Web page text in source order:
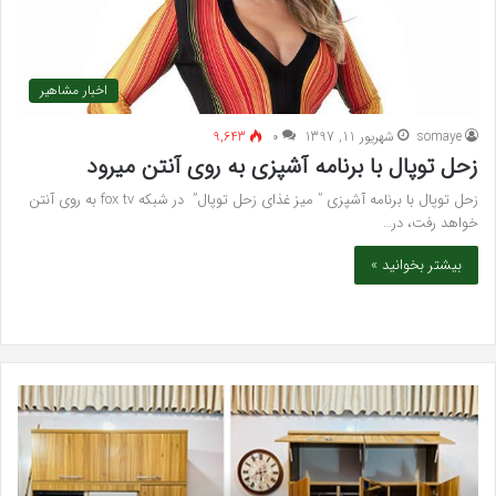
اخبار مشاهیر
somaye شهریور 11, 1397 ۰ 9,643
زحل توپال با برنامه آشپزی به روی آنتن میرود
زحل توپال با برنامه آشپزی ” میز غذای زحل توپال” در شبکه fox tv به روی آنتن
خواهد رفت، در…
بیشتر بخوانید »
خرید
مدل
دیواری
شیک
در